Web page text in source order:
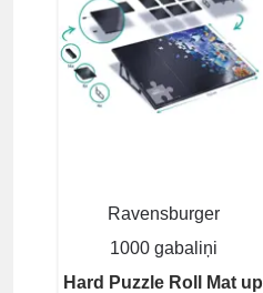
Ravensburger
1000 gabaliņi
Hard Puzzle Roll Mat up